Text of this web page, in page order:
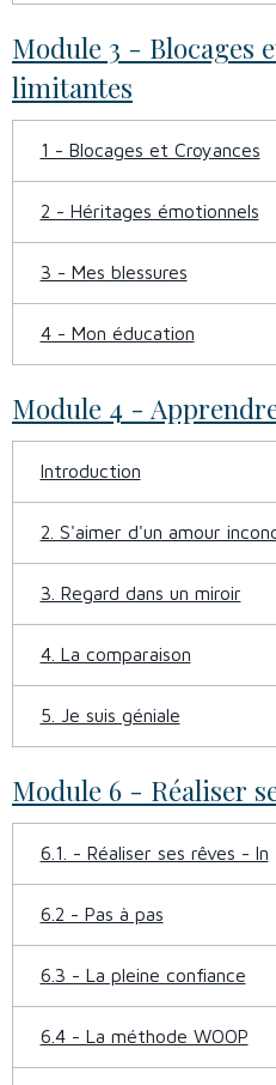
Module 3 - Blocages
limitantes
1 - Blocages et Croyances
2 - Héritages émotionnels
3 - Mes blessures
4 - Mon éducation
Module 4 -
Introduction
2. S'aimer d'un amour
3. Regard dans un miroir
4. La comparaison
5. Je suis géniale
Module 6 - Réaliser
6.1. - Réaliser ses rêves - In
6.2 - Pas à pas
6.3 - La pleine confiance
6.4 - La méthode WOOP